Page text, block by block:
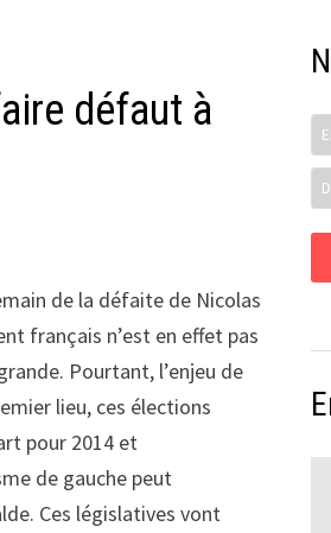
défaut à
de la défaite de Nicolas
français n’est en effet pas
Pourtant, l’enjeu de
lieu, ces élections
pour 2014 et
de gauche peut
Ces législatives vont